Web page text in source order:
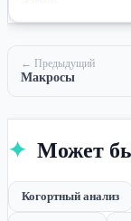
← Предыдущий
Макросы
✦ Может
Когортный анализ